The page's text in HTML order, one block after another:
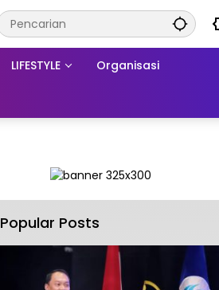
LIFESTYLE Organisasi
Popular Posts